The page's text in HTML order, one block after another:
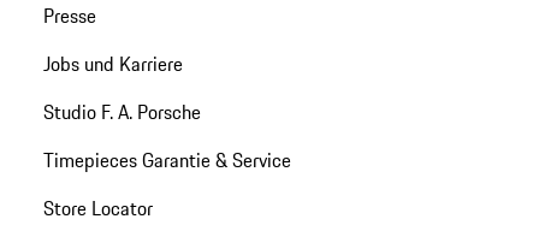
Presse
Jobs und Karriere
Studio F. A. Porsche
Timepieces Garantie & Service
Store Locator